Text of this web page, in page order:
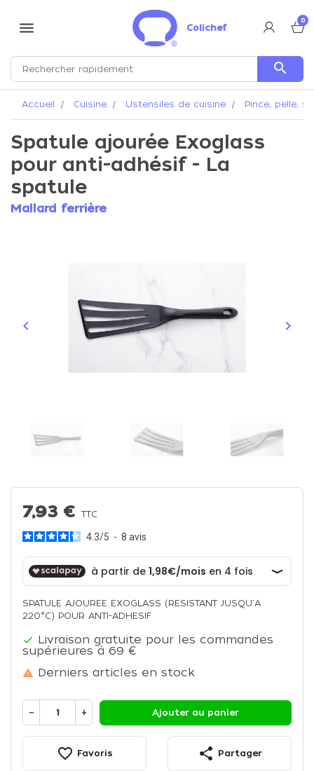
menu Colichef
0
search
Accueil Cuisine Ustensiles de cuisine Pince, pelle,
Spatule ajourée Exoglass
pour anti-adhésif - La
spatule
Mallard ferrière
Précédent
keyboard_arrow_left keyboard_arrow_right
7,93 €TTC
4.3/5 - 8 avis
SPATULE AJOUREE EXOGLASS (RESISTANT JUSQU'A
220°C) POUR ANTI-ADHESIF
 Livraison gratuite pour les commandes
supérieures à 69 €
 Derniers articles en stock
− + Ajouter au panier
favorite_border Favoris share Partager